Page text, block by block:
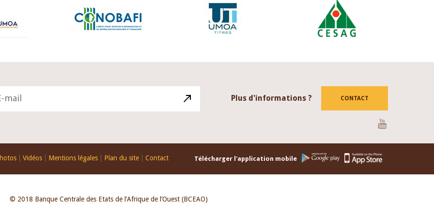
Plus d'informations ? CONTACT
Vidéos Mentions légales Plan du site Contact Télécharger l'application mobile
© 2018 Banque Centrale des Etats de l’Afrique de l’Ouest (BCEAO)